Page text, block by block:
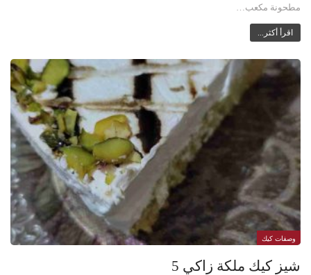
مطحونة مكعب…
اقرأ أكثر...
وصفات كيك
شيز كيك ملكة زاكي 5